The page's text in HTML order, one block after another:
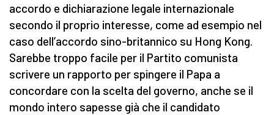
accordo e dichiarazione legale internazionale
secondo il proprio interesse, come ad esempio nel
caso dell’accordo sino-britannico su Hong Kong.
Sarebbe troppo facile per il Partito comunista
scrivere un rapporto per spingere il Papa a
concordare con la scelta del governo, anche se il
mondo intero sapesse già che il candidato